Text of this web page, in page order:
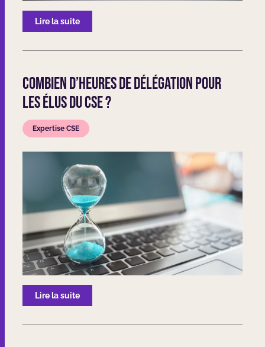
Lire la suite
Combien d’heures de délégation pour
les élus du CSE ?
Expertise CSE
Lire la suite